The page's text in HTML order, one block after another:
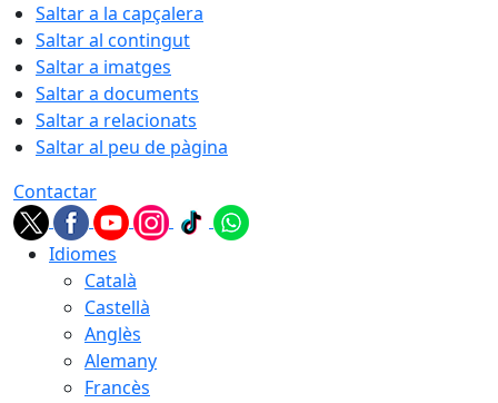
Saltar a la capçalera
Saltar al contingut
Saltar a imatges
Saltar a documents
Saltar a relacionats
Saltar al peu de pàgina
Contactar
Idiomes
Català
Castellà
Anglès
Alemany
Francès